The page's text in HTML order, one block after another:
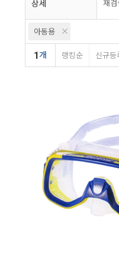
상세 재검
아동용
1개 랭킹순 신규등